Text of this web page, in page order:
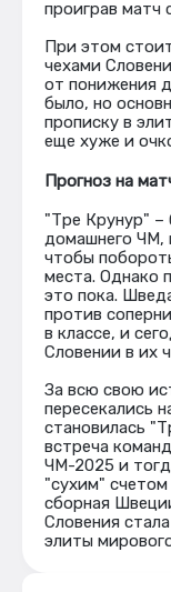
проиграв матч
При этом
чехами
от понижения
было, но
прописку в
еще хуже и
Прогноз на
"Тре Крунур" –
домашнего ЧМ,
чтобы
места. Однако
это пока.
против
в классе, и
Словении в их
За всю свою
пересекались
становилась
встреча
ЧМ-2025 и
"сухим" счетом
сборная
Словения
элиты